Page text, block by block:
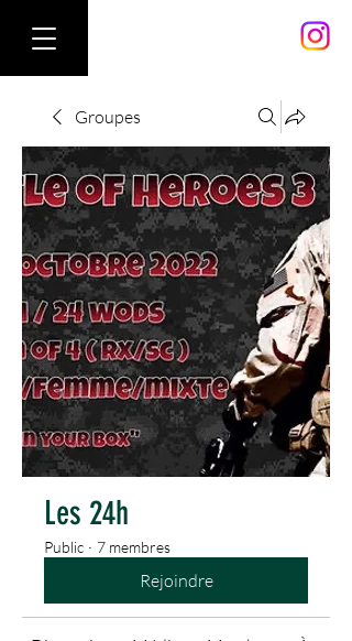
Groupes
Les 24h
Public · 7 membres
Rejoindre